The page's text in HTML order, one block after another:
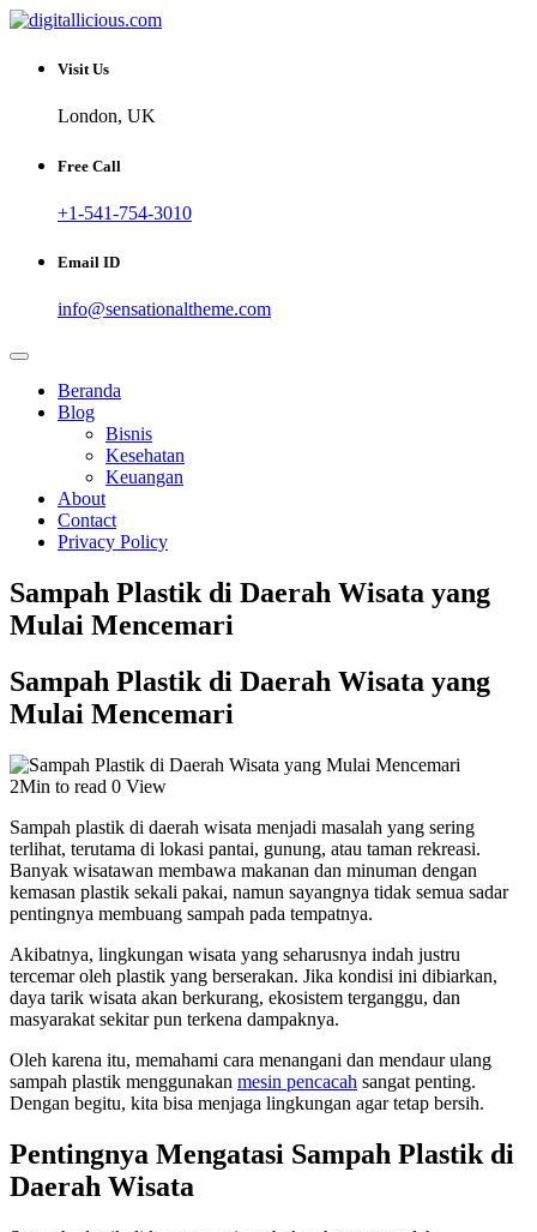
Skip
content
digitallicious.com
Sharing Digital Information
Visit Us
London, UK
Free Call
+1-541-754-3010
Email ID
info@sensationaltheme.com
Beranda
Blog
Bisnis
Kesehatan
Keuangan
About
Contact
Privacy Policy
Sampah Plastik di Daerah Wisata yang
Mulai Mencemari
Sampah Plastik di Daerah Wisata yang
Mulai Mencemari
2Min to read 0 View
Sampah plastik di daerah wisata menjadi masalah yang sering
terlihat, terutama di lokasi pantai, gunung, atau taman rekreasi.
Banyak wisatawan membawa makanan dan minuman dengan
kemasan plastik sekali pakai, namun sayangnya tidak semua sadar
pentingnya membuang sampah pada tempatnya.
Akibatnya, lingkungan wisata yang seharusnya indah justru
tercemar oleh plastik yang berserakan. Jika kondisi ini dibiarkan,
daya tarik wisata akan berkurang, ekosistem terganggu, dan
masyarakat sekitar pun terkena dampaknya.
Oleh karena itu, memahami cara menangani dan mendaur ulang
sampah plastik menggunakan mesin pencacah sangat penting.
Dengan begitu, kita bisa menjaga lingkungan agar tetap bersih.
Pentingnya Mengatasi Sampah Plastik di
Daerah Wisata